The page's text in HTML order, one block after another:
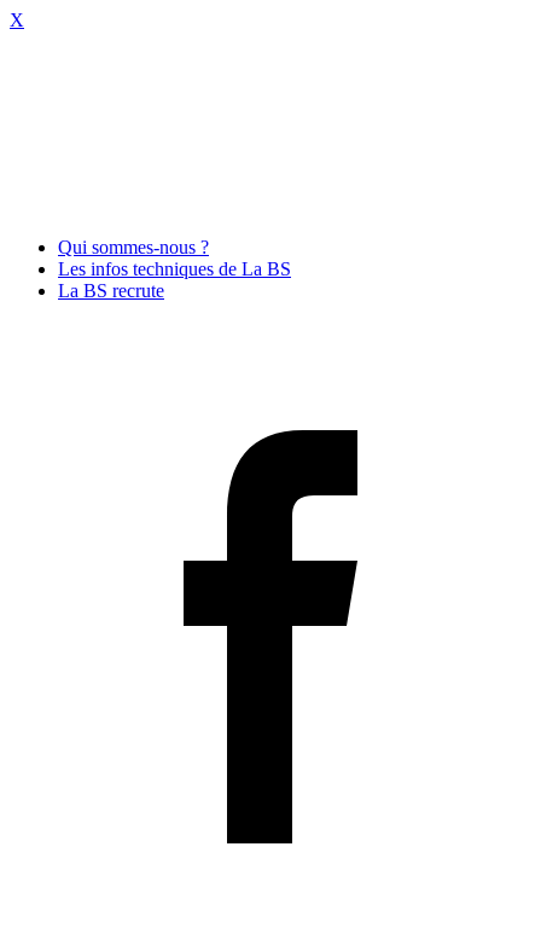
X
Qui sommes-nous ?
Les infos techniques de La BS
La BS recrute